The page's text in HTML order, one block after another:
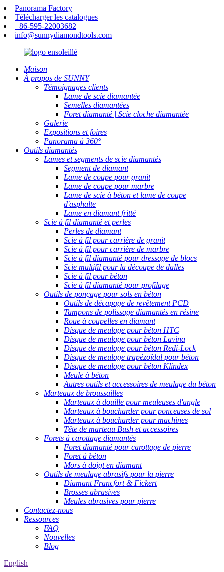
Panorama Factory
Télécharger les catalogues
+86-595-22003682
info@sunnydiamondtools.com
Maison
À propos de SUNNY
Témoignages clients
Lame de scie diamantée
Semelles diamantées
Foret diamanté | Scie cloche diamantée
Galerie
Expositions et foires
Panorama à 360°
Outils diamantés
Lames et segments de scie diamantés
Segment de diamant
Lame de coupe pour granit
Lame de coupe pour marbre
Lame de scie à béton et lame de coupe
d'asphalte
Lame en diamant fritté
Scie à fil diamanté et perles
Perles de diamant
Scie à fil pour carrière de granit
Scie à fil pour carrière de marbre
Scie à fil diamanté pour dressage de blocs
Scie multifil pour la découpe de dalles
Scie à fil pour béton
Scie à fil diamanté pour profilage
Outils de ponçage pour sols en béton
Outils de décapage de revêtement PCD
Tampons de polissage diamantés en résine
Roue à coupelles en diamant
Disque de meulage pour béton HTC
Disque de meulage pour béton Lavina
Disque de meulage pour béton Redi-Lock
Disque de meulage trapézoïdal pour béton
Disque de meulage pour béton Klindex
Meule à béton
Autres outils et accessoires de meulage du béton
Marteaux de broussailles
Marteaux à douille pour meuleuses d'angle
Marteaux à boucharder pour ponceuses de sol
Marteaux à boucharder pour machines
Tête de marteau Bush et accessoires
Forets à carottage diamantés
Foret diamanté pour carottage de pierre
Foret à béton
Mors à doigt en diamant
Outils de meulage abrasifs pour la pierre
Diamant Francfort & Fickert
Brosses abrasives
Meules abrasives pour pierre
Contactez-nous
Ressources
FAQ
Nouvelles
Blog
English